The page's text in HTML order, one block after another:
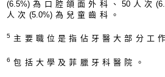
(6.5%)為口腔頜面外科、 50人次
人次 (5.0%)為兒童齒科。
5 主要職位是指佔牙醫大部分工
6包括大學及菲臘牙科醫院。